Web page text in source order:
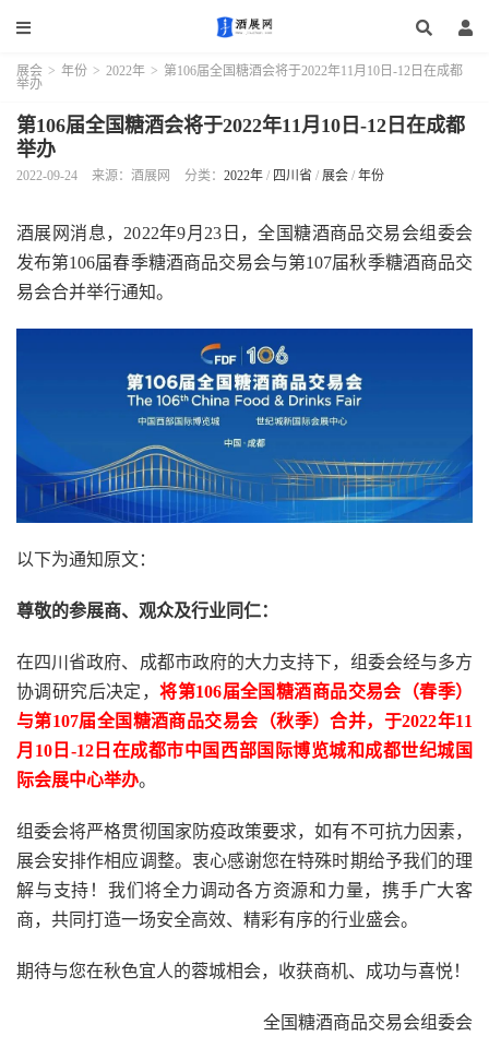
展会 > 年份 > 2022年 > 第106届全国糖酒会将于2022年11月10日-12日在成都
举办
第106届全国糖酒会将于2022年11月10日-12日在成都
举办
2022-09-24 来源：酒展网 分类： 2022年 / 四川省 / 展会 / 年份
酒展网消息，2022年9月23日，全国糖酒商品交易会组委会
发布第106届春季糖酒商品交易会与第107届秋季糖酒商品交
易会合并举行通知。
以下为通知原文：
尊敬的参展商、观众及行业同仁：
在四川省政府、成都市政府的大力支持下，组委会经与多方
协调研究后决定，将第106届全国糖酒商品交易会（春季）
与第107届全国糖酒商品交易会（秋季）合并，于2022年11
月10日-12日在成都市中国西部国际博览城和成都世纪城国
际会展中心举办。
组委会将严格贯彻国家防疫政策要求，如有不可抗力因素，
展会安排作相应调整。衷心感谢您在特殊时期给予我们的理
解与支持！我们将全力调动各方资源和力量，携手广大客
商，共同打造一场安全高效、精彩有序的行业盛会。
期待与您在秋色宜人的蓉城相会，收获商机、成功与喜悦！
全国糖酒商品交易会组委会